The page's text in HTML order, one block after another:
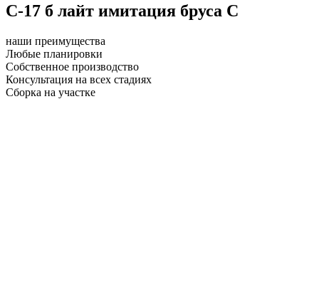
С-17 б лайт имитация бруса С
наши преимущества
Любые планировки
Собственное производство
Консультация на всех стадиях
Сборка на участке